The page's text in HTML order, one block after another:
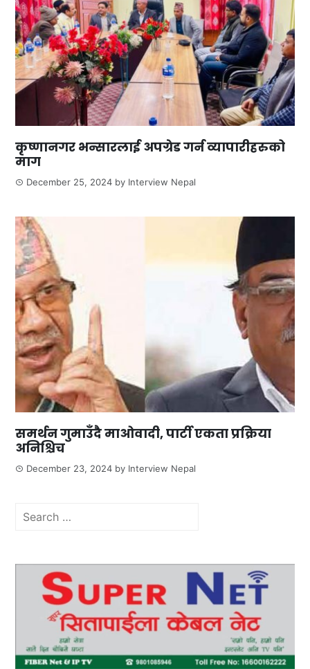
कृष्णानगर भन्सारलाई अपग्रेड गर्न व्यापारीहरुको
माग
December 25, 2024 by Interview Nepal
समर्थन गुमाउँदै माओवादी, पार्टी एकता प्रक्रिया
अनिश्चिच
December 23, 2024 by Interview Nepal
Search